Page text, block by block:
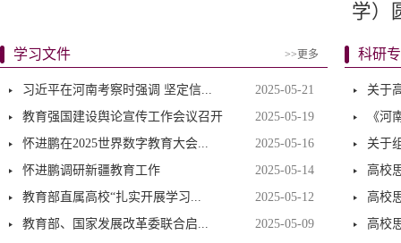
学）
>>更多
学习文件
2025-05-21
习近平在河南考察时强调 坚定信...
2025-05-19
教育强国建设舆论宣传工作会议召开
2025-05-16
怀进鹏在2025世界数字教育大会...
2025-05-14
怀进鹏调研新疆教育工作
2025-05-12
教育部直属高校“扎实开展学习...
2025-05-09
教育部、国家发展改革委联合启...
科研
关于
《河
关于
高校
高校
高校